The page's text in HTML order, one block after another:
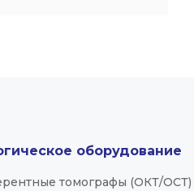
оборудование
томографы (ОКТ/ОСТ)